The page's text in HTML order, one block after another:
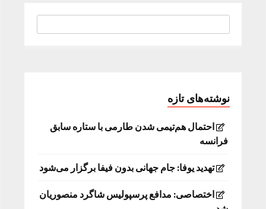
نوشته‌های تازه
احتمال هم‌تیمی شدن طارمی با ستاره سابق
فرانسه
تهدید یوفا: جام جهانی بدون فیفا برگزار می‌شود
اختصاصی: مدافع پرسپولیس شاگرد منصوریان